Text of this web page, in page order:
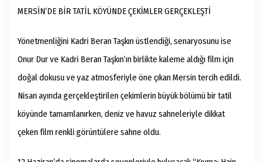
MERSİN’DE BİR TATİL KÖYÜNDE ÇEKİMLER GERÇEKLEŞTİ
Yönetmenliğini Kadri Beran Taşkın üstlendiği, senaryosunu ise
Onur Dur ve Kadri Beran Taşkın’ın birlikte kaleme aldığı film için
doğal dokusu ve yaz atmosferiyle öne çıkan Mersin tercih edildi.
Nisan ayında gerçekleştirilen çekimlerin büyük bölümü bir tatil
köyünde tamamlanırken, deniz ve havuz sahneleriyle dikkat
çeken film renkli görüntülere sahne oldu.